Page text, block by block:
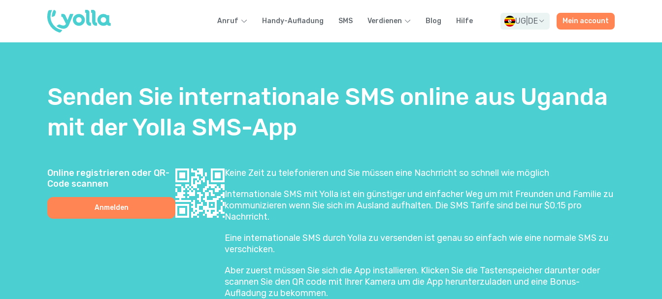
Anruf Handy-Aufladung SMS Verdienen Blog Hilfe UG DE Mein account
Senden Sie internationale SMS online aus Uganda
mit der Yolla SMS-App
Online registrieren oder QR-
Code scannen
Anmelden
Keine Zeit zu telefonieren und Sie müssen eine Nachrricht so schnell wie möglich
Internationale SMS mit Yolla ist ein günstiger und einfacher Weg um mit Freunden und Familie zu
kommunizieren wenn Sie sich im Ausland aufhalten. Die SMS Tarife sind bei nur $0.15 pro
Nachrricht.
Eine internationale SMS durch Yolla zu versenden ist genau so einfach wie eine normale SMS zu
verschicken.
Aber zuerst müssen Sie sich die App installieren. Klicken Sie die Tastenspeicher darunter oder
scannen Sie den QR code mit Ihrer Kamera um die App herunterzuladen und eine Bonus-
Aufladung zu bekommen.